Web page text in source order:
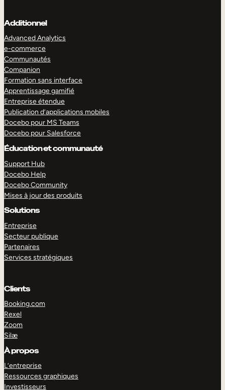
Additionnel
Advanced Analytics
e-commerce
Communautés
Companion
Formation sans interface
Apprentissage gamifié
Entreprise étendue
Publication d’applications mobiles
Docebo pour MS Teams
Docebo pour Salesforce
Éducation et communauté
Support Hub
Docebo Help
Docebo Community
Mises à jour des produits
Solutions
Entreprise
Secteur publique
Partenaires
Services stratégiques
Clients
Booking.com
Rexel
Zoom
Silæ
À propos
L’entreprise
Ressources graphiques
Investisseurs